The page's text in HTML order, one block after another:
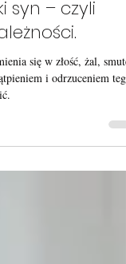
w rodzinie:
– czyli
się w złość, żal,
i odrzuceniem